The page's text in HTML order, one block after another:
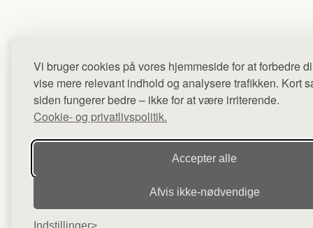
Vi bruger cookies på vores hjemmeside for at forbedre
vise mere relevant indhold og analysere trafikken. Kort
siden fungerer bedre – ikke for at være irriterende.
Cookie- og privatlivspolitik.
Accepter alle
Afvis ikke‑nødvendige
Indstillinger